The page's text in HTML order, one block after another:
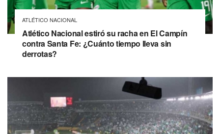
ATLÉTICO NACIONAL
Atlético Nacional estiró su racha en El Campín
contra Santa Fe: ¿Cuánto tiempo lleva sin
derrotas?